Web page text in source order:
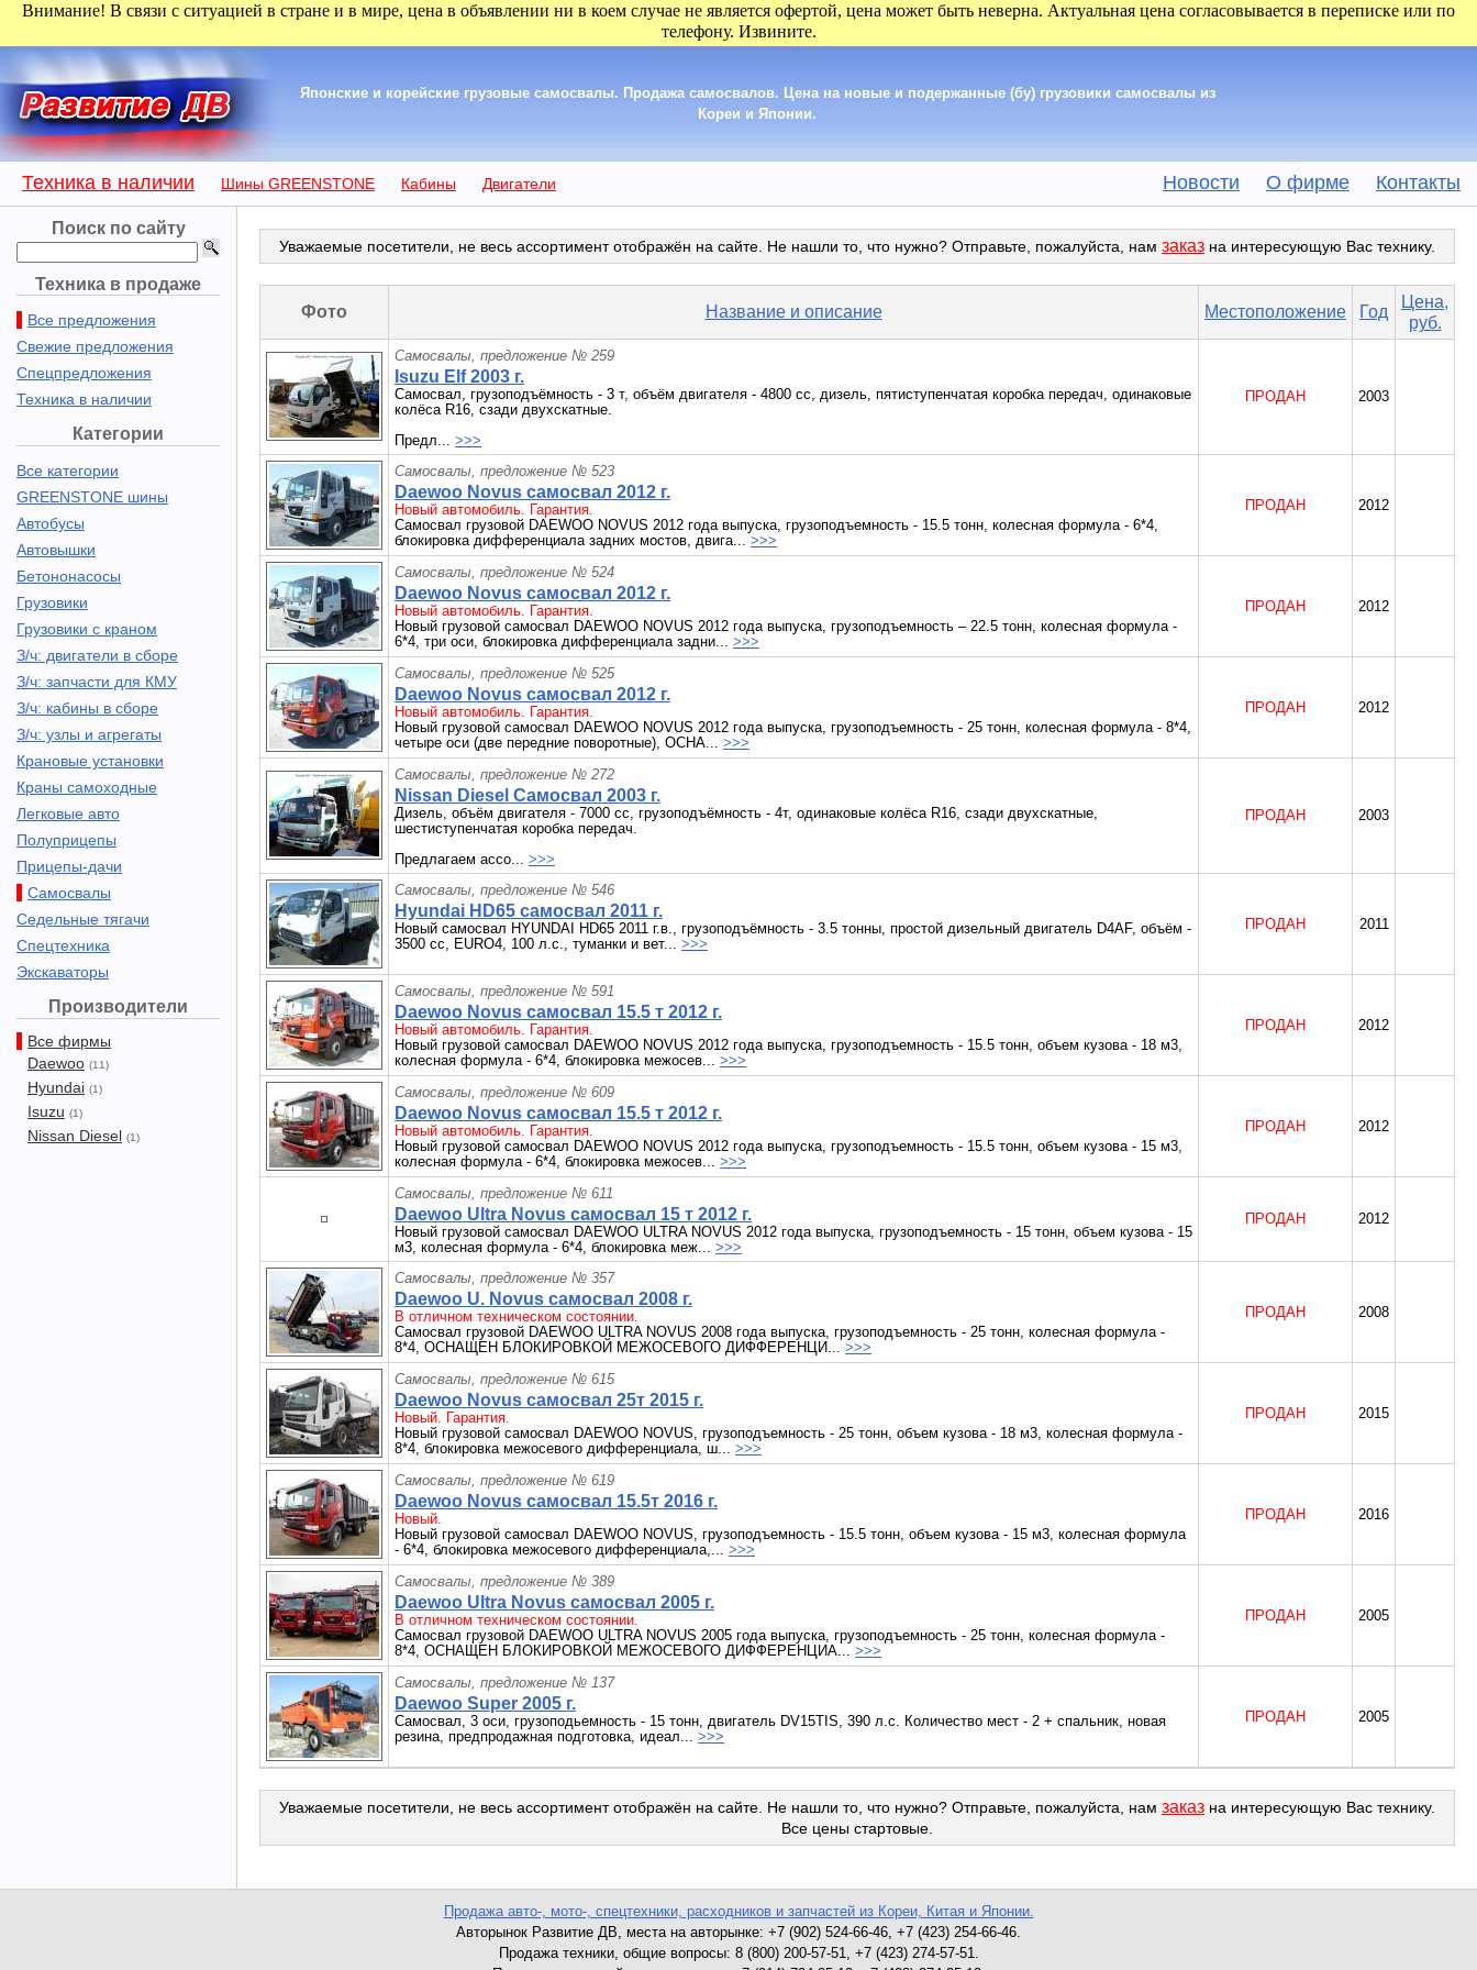
Внимание! В связи с ситуацией в стране и в мире, цена в объявлении ни в коем случае не является офертой, цена может быть неверна. Актуальная цена согласовывается в переписке или по
телефону. Извините.
Японские и корейские грузовые самосвалы. Продажа самосвалов. Цена на новые и подержанные (бу) грузовики самосвалы из
Кореи и Японии.
Техника в наличии Шины GREENSTONE Кабины Двигатели Новости О фирме Контакты
Поиск по сайту
Техника в продаже
Все предложения
Свежие предложения
Спецпредложения
Техника в наличии
Категории
Все категории
GREENSTONE шины
Автобусы
Автовышки
Бетононасосы
Грузовики
Грузовики с краном
З/ч: двигатели в сборе
З/ч: запчасти для КМУ
З/ч: кабины в сборе
З/ч: узлы и агрегаты
Крановые установки
Краны самоходные
Легковые авто
Полуприцепы
Прицепы-дачи
Самосвалы
Седельные тягачи
Спецтехника
Экскаваторы
Производители
Все фирмы
Daewoo (11)
Hyundai (1)
Isuzu (1)
Nissan Diesel (1)
Уважаемые посетители, не весь ассортимент отображён на сайте. Не нашли то, что нужно? Отправьте, пожалуйста, нам заказ на интересующую Вас технику.
Фото Название и описание Местоположение Год
Цена,
руб.
Самосвалы, предложение № 259
Isuzu Elf 2003 г.
Самосвал, грузоподъёмность - 3 т, объём двигателя - 4800 сс, дизель, пятиступенчатая коробка передач, одинаковые
колёса R16, сзади двухскатные.
Предл... >>>
ПРОДАН 2003
Самосвалы, предложение № 523
Daewoo Novus самосвал 2012 г.
Новый автомобиль. Гарантия.
Самосвал грузовой DAEWOO NOVUS 2012 года выпуска, грузоподъемность - 15.5 тонн, колесная формула - 6*4,
блокировка дифференциала задних мостов, двига... >>>
ПРОДАН 2012
Самосвалы, предложение № 524
Daewoo Novus самосвал 2012 г.
Новый автомобиль. Гарантия.
Новый грузовой самосвал DAEWOO NOVUS 2012 года выпуска, грузоподъемность – 22.5 тонн, колесная формула -
6*4, три оси, блокировка дифференциала задни... >>>
ПРОДАН 2012
Самосвалы, предложение № 525
Daewoo Novus самосвал 2012 г.
Новый автомобиль. Гарантия.
Новый грузовой самосвал DAEWOO NOVUS 2012 года выпуска, грузоподъемность - 25 тонн, колесная формула - 8*4,
четыре оси (две передние поворотные), ОСНА... >>>
ПРОДАН 2012
Самосвалы, предложение № 272
Nissan Diesel Самосвал 2003 г.
Дизель, объём двигателя - 7000 сс, грузоподъёмность - 4т, одинаковые колёса R16, сзади двухскатные,
шестиступенчатая коробка передач.
Предлагаем ассо... >>>
ПРОДАН 2003
Самосвалы, предложение № 546
Hyundai HD65 самосвал 2011 г.
Новый самосвал HYUNDAI HD65 2011 г.в., грузоподъёмность - 3.5 тонны, простой дизельный двигатель D4AF, объём -
3500 сс, EURO4, 100 л.с., туманки и вет... >>>
ПРОДАН 2011
Самосвалы, предложение № 591
Daewoo Novus самосвал 15.5 т 2012 г.
Новый автомобиль. Гарантия.
Новый грузовой самосвал DAEWOO NOVUS 2012 года выпуска, грузоподъемность - 15.5 тонн, объем кузова - 18 м3,
колесная формула - 6*4, блокировка межосев... >>>
ПРОДАН 2012
Самосвалы, предложение № 609
Daewoo Novus самосвал 15.5 т 2012 г.
Новый автомобиль. Гарантия.
Новый грузовой самосвал DAEWOO NOVUS 2012 года выпуска, грузоподъемность - 15.5 тонн, объем кузова - 15 м3,
колесная формула - 6*4, блокировка межосев... >>>
ПРОДАН 2012
Самосвалы, предложение № 611
Daewoo Ultra Novus самосвал 15 т 2012 г.
Новый грузовой самосвал DAEWOO ULTRA NOVUS 2012 года выпуска, грузоподъемность - 15 тонн, объем кузова - 15
м3, колесная формула - 6*4, блокировка меж... >>>
ПРОДАН 2012
Самосвалы, предложение № 357
Daewoo U. Novus самосвал 2008 г.
В отличном техническом состоянии.
Самосвал грузовой DAEWOO ULTRA NOVUS 2008 года выпуска, грузоподъемность - 25 тонн, колесная формула -
8*4, ОСНАЩЕН БЛОКИРОВКОЙ МЕЖОСЕВОГО ДИФФЕРЕНЦИ... >>>
ПРОДАН 2008
Самосвалы, предложение № 615
Daewoo Novus самосвал 25т 2015 г.
Новый. Гарантия.
Новый грузовой самосвал DAEWOO NOVUS, грузоподъемность - 25 тонн, объем кузова - 18 м3, колесная формула -
8*4, блокировка межосевого дифференциала, ш... >>>
ПРОДАН 2015
Самосвалы, предложение № 619
Daewoo Novus самосвал 15.5т 2016 г.
Новый.
Новый грузовой самосвал DAEWOO NOVUS, грузоподъемность - 15.5 тонн, объем кузова - 15 м3, колесная формула
- 6*4, блокировка межосевого дифференциала,... >>>
ПРОДАН 2016
Самосвалы, предложение № 389
Daewoo Ultra Novus самосвал 2005 г.
В отличном техническом состоянии.
Самосвал грузовой DAEWOO ULTRA NOVUS 2005 года выпуска, грузоподъемность - 25 тонн, колесная формула -
8*4, ОСНАЩЕН БЛОКИРОВКОЙ МЕЖОСЕВОГО ДИФФЕРЕНЦИА... >>>
ПРОДАН 2005
Самосвалы, предложение № 137
Daewoo Super 2005 г.
Самосвал, 3 оси, грузоподьемность - 15 тонн, двигатель DV15TIS, 390 л.с. Количество мест - 2 + спальник, новая
резина, предпродажная подготовка, идеал... >>>
ПРОДАН 2005
Уважаемые посетители, не весь ассортимент отображён на сайте. Не нашли то, что нужно? Отправьте, пожалуйста, нам заказ на интересующую Вас технику.
Все цены стартовые.
Продажа авто-, мото-, спецтехники, расходников и запчастей из Кореи, Китая и Японии.
Авторынок Развитие ДВ, места на авторынке: +7 (902) 524-66-46, +7 (423) 254-66-46.
Продажа техники, общие вопросы: 8 (800) 200-57-51, +7 (423) 274-57-51.